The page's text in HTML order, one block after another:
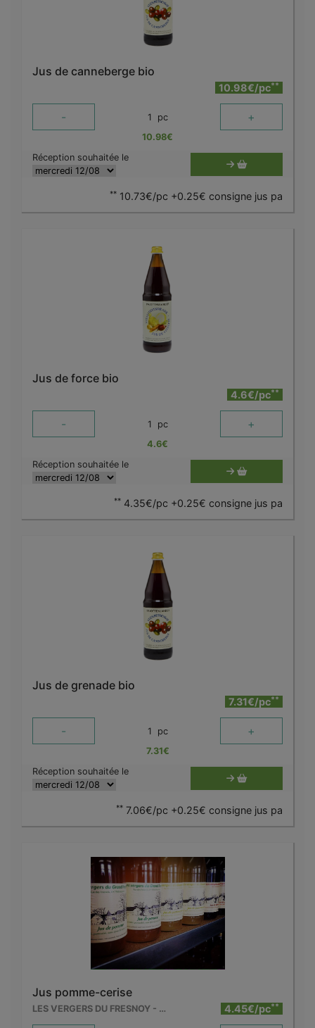
Jus de canneberge bio
10.98€/pc**
- 1 pc +
10.98€
Réception souhaitée le
** 10.73€/pc +0.25€ consigne jus pa
Jus de force bio
4.6€/pc**
- 1 pc +
4.6€
Réception souhaitée le
** 4.35€/pc +0.25€ consigne jus pa
Jus de grenade bio
7.31€/pc**
- 1 pc +
7.31€
Réception souhaitée le
** 7.06€/pc +0.25€ consigne jus pa
Jus pomme-cerise
LES VERGERS DU FRESNOY - MOLENBAIX 4.45€/pc**